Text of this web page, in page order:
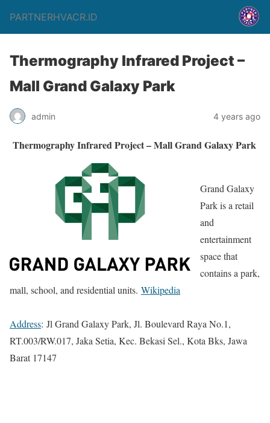
PARTNERHVACR.ID
Thermography Infrared Project –
Mall Grand Galaxy Park
admin 4 years ago
Thermography Infrared Project – Mall Grand Galaxy Park
Grand Galaxy
Park is a retail
and
entertainment
space that
contains a park,
mall, school, and residential units. Wikipedia
Address: Jl Grand Galaxy Park, Jl. Boulevard Raya No.1,
RT.003/RW.017, Jaka Setia, Kec. Bekasi Sel., Kota Bks, Jawa
Barat 17147